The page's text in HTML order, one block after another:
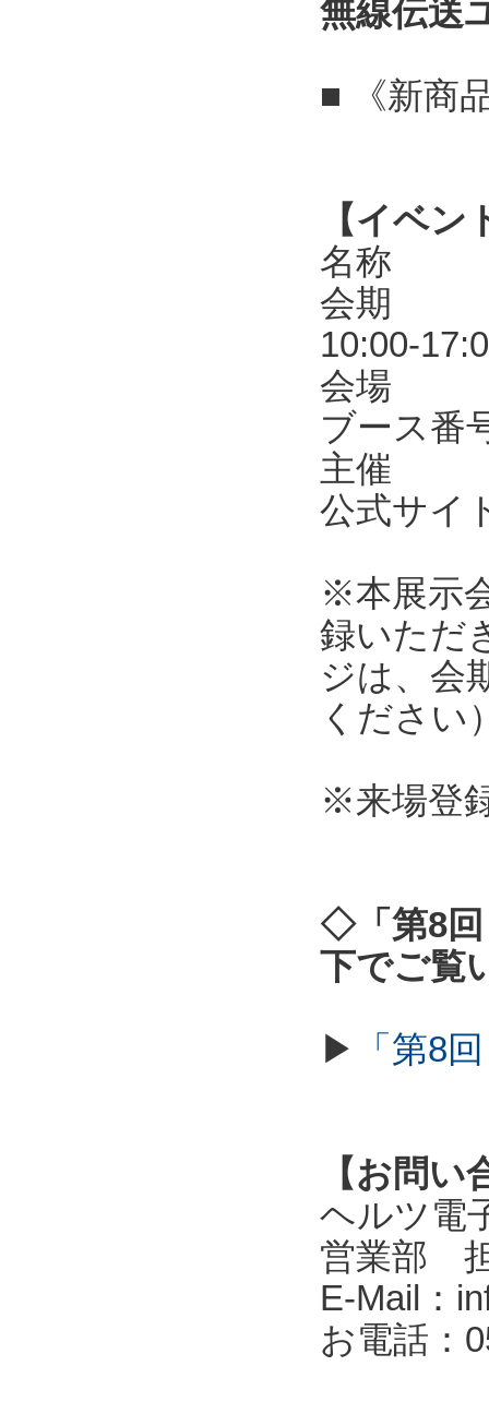
無線伝送
■ 《新商
【イベン
名称 第
会期
10:00-
会場 東
ブース番
主催
公式サ
※本展示
録いただ
ジは、会
ください
※来場登
◇「第8回
下でご覧
▶ 「第8
【お問い
ヘルツ電
営業部
E-Mail：
お電話：